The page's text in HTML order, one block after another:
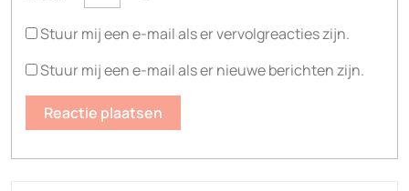
Stuur mij een e-mail als er vervolgreacties zijn.
Stuur mij een e-mail als er nieuwe berichten zijn.